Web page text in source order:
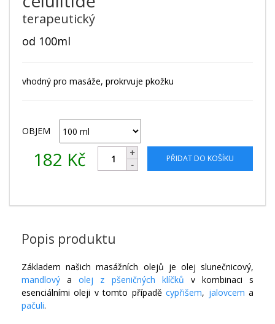
terapeutický
od 100ml
vhodný pro masáže, prokrvuje pkožku
OBJEM
182 Kč PŘIDAT DO KOŠÍKU
Popis produktu
Základem našich masážních olejů je olej slunečnicový,
mandlovýaolej z pšeničných klíčků v kombinaci s
esenciálními oleji v tomto případěcypřišem, jalovcema
pačuli.